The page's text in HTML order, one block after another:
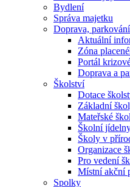
Bydlení
Správa majetku
Doprava,
Aktuální
Zóna
Portál
Doprava a
Školství
Dotace
Základní
Mateřské
Školní
Školy v
Organizace
Pro vedení
Místní akční
Spolky